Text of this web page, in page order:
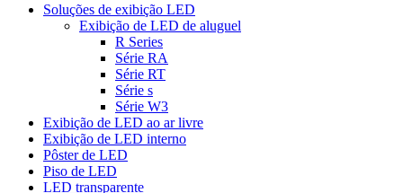
Soluções de exibição LED
Exibição de LED de aluguel
R Series
Série RA
Série RT
Série s
Série W3
Exibição de LED ao ar livre
Exibição de LED interno
Pôster de LED
Piso de LED
LED transparente